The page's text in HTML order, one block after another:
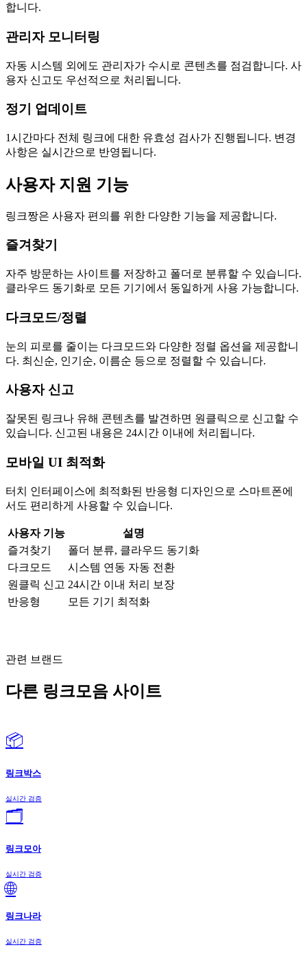
합니다.
관리자 모니터링
자동 시스템 외에도 관리자가 수시로 콘텐츠를 점검합니다. 사
용자 신고도 우선적으로 처리됩니다.
정기 업데이트
1시간마다 전체 링크에 대한 유효성 검사가 진행됩니다. 변경
사항은 실시간으로 반영됩니다.
사용자 지원 기능
링크짱은 사용자 편의를 위한 다양한 기능을 제공합니다.
즐겨찾기
자주 방문하는 사이트를 저장하고 폴더로 분류할 수 있습니다.
클라우드 동기화로 모든 기기에서 동일하게 사용 가능합니다.
다크모드/정렬
눈의 피로를 줄이는 다크모드와 다양한 정렬 옵션을 제공합니
다. 최신순, 인기순, 이름순 등으로 정렬할 수 있습니다.
사용자 신고
잘못된 링크나 유해 콘텐츠를 발견하면 원클릭으로 신고할 수
있습니다. 신고된 내용은 24시간 이내에 처리됩니다.
모바일 UI 최적화
터치 인터페이스에 최적화된 반응형 디자인으로 스마트폰에
서도 편리하게 사용할 수 있습니다.
사용자 기능
설명
즐겨찾기
폴더 분류, 클라우드 동기화
다크모드
시스템 연동 자동 전환
원클릭 신고 24시간 이내 처리 보장
반응형
모든 기기 최적화
관련 브랜드
다른 링크모음 사이트
📦
링크박스
실시간 검증
🗂️
링크모아
실시간 검증
🌐
링크나라
실시간 검증